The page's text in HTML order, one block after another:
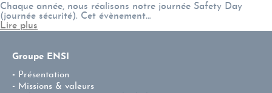
Chaque année, nous réalisons notre journée Safety Day
(journée sécurité). Cet évènement…
Lire plus
Groupe ENSI
Présentation
Missions & valeurs